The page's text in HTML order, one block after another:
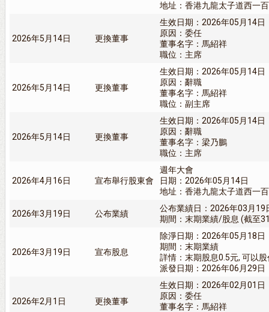
地址：香港九龍太子道西一
2026年5月14日 更換董事
生效日期：2026年05月14日
原因：委任
董事名字：馬紹祥
職位：主席
2026年5月14日 更換董事
生效日期：2026年05月14日
原因：辭職
董事名字：馬紹祥
職位：副主席
2026年5月14日 更換董事
生效日期：2026年05月14日
原因：辭職
董事名字：梁乃鵬
職位：主席
2026年4月16日 宣布舉行股東會
週年大會
日期：2026年05月14日
地址：香港九龍太子道西一
2026年3月19日 公布業績
公布業績日：2026年03月19
期間：末期業績/股息 (截至
2026年3月19日 宣布股息
除淨日期：2026年05月18日
期間：末期業績
詳情：末期股息0.5元, 可以
派發日期：2026年06月29日
2026年2月1日 更換董事
生效日期：2026年02月01日
原因：委任
董事名字：馬紹祥